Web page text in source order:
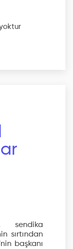
sendika
sırtından
başkanı